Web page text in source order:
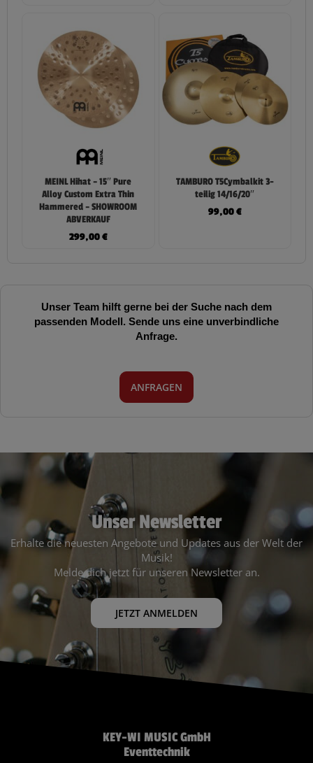
MEINL Hihat – 15″ Pure
Alloy Custom Extra Thin
Hammered – SHOWROOM
ABVERKAUF
299,00€
TAMBURO T5Cymbalkit 3-
teilig 14/16/20″
99,00€
Unser Team hilft gerne bei der Suche nach dem
passenden Modell. Sende uns eine unverbindliche
Anfrage.
ANFRAGEN
Unser Newsletter
Erhalte die neuesten Angebote und Updates aus der Welt der
Musik!
Melde dich jetzt für unseren Newsletter an.
JETZT ANMELDEN
KEY-WI MUSIC GmbH
Eventtechnik